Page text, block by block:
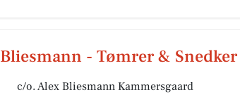
Bliesmann - Tømrer & Snedker
c/o. Alex Bliesmann Kammersgaard